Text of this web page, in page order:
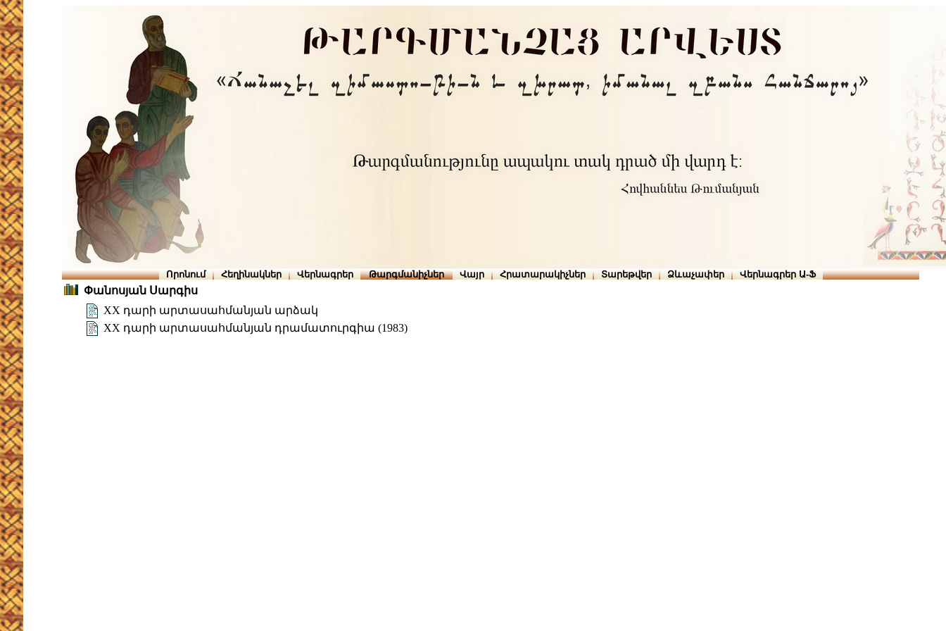
Որոնում Հեղինակներ Վերնագրեր Թարգմանիչներ Վայր Հրատարակիչներ Տարեթվեր Ձևաչափեր Վերնագրեր Ա-Ֆ
Փանոսյան Սարգիս
XX դարի արտասահմանյան արձակ
XX դարի արտասահմանյան դրամատուրգիա (1983)